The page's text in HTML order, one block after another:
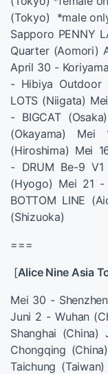
(Tokyo) *male
Sapporo PENNY
Quarter (Aomori)
April 30 -
- Hibiya Outdoor
LOTS (Niigata)
- BIGCAT
(Okayama) Mei
(Hiroshima) Mei
- DRUM Be-9 V1
(Hyogo) Mei 21
BOTTOM LINE
(Shizuoka)
===
[Alice Nine Asia
Mei 30 -
Juni 2 - Wuhan
Shanghai
Chongqing
Taichung